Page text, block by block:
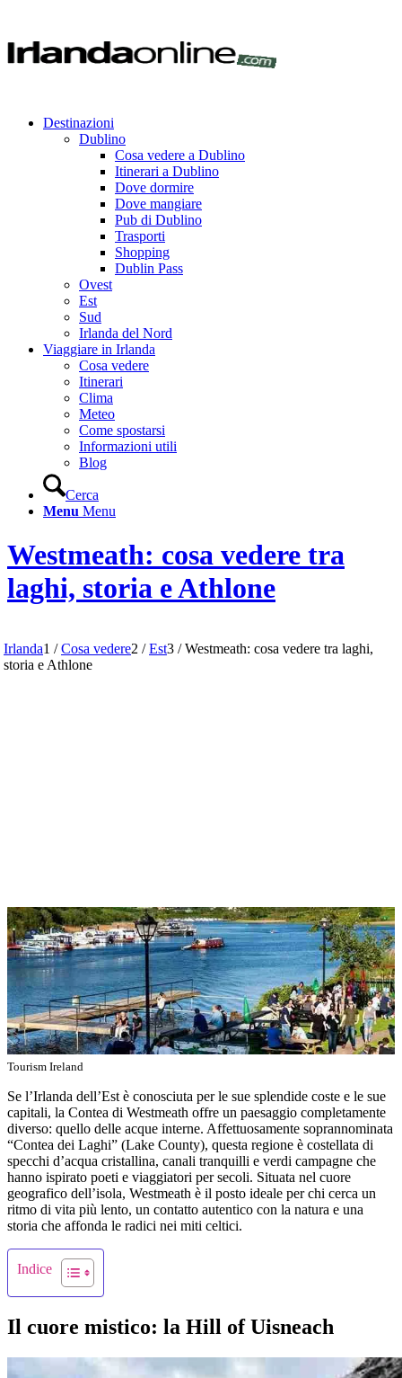
Destinazioni
Dublino
Cosa vedere a Dublino
Itinerari a Dublino
Dove dormire
Dove mangiare
Pub di Dublino
Trasporti
Shopping
Dublin Pass
Ovest
Est
Sud
Irlanda del Nord
Viaggiare in Irlanda
Cosa vedere
Itinerari
Clima
Meteo
Come spostarsi
Informazioni utili
Blog
Cerca
Menu Menu
Westmeath: cosa vedere tra
laghi, storia e Athlone
Irlanda1 / Cosa vedere2 / Est3 / Westmeath: cosa vedere tra laghi,
storia e Athlone
Tourism Ireland
Se l’Irlanda dell’Est è conosciuta per le sue splendide coste e le sue
capitali, la Contea di Westmeath offre un paesaggio completamente
diverso: quello delle acque interne. Affettuosamente soprannominata
“Contea dei Laghi” (Lake County), questa regione è costellata di
specchi d’acqua cristallina, canali tranquilli e verdi campagne che
hanno ispirato poeti e viaggiatori per secoli. Situata nel cuore
geografico dell’isola, Westmeath è il posto ideale per chi cerca un
ritmo di vita più lento, un contatto autentico con la natura e una
storia che affonda le radici nei miti celtici.
Indice
Il cuore mistico: la Hill of Uisneach